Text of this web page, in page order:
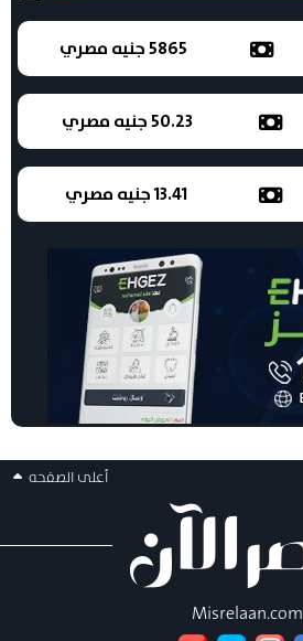
5865 جنيه مصري
50.23 جنيه مصري
13.41 جنيه مصري
أعلى الصفحه
Misrelaan.com